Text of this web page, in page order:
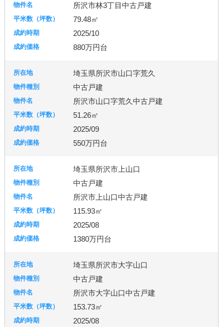
秦野市 厚木市
宇都宮市
札幌市
所沢市林3丁目中古戸建
79.48㎡
2025/10
880万円台
埼玉県所沢市山口字荒久
中古戸建
所沢市山口字荒久中古戸建
51.26㎡
2025/09
550万円台
埼玉県所沢市上山口
中古戸建
所沢市上山口中古戸建
115.93㎡
2025/08
1380万円台
埼玉県所沢市大字山口
中古戸建
所沢市大字山口中古戸建
153.73㎡
2025/08